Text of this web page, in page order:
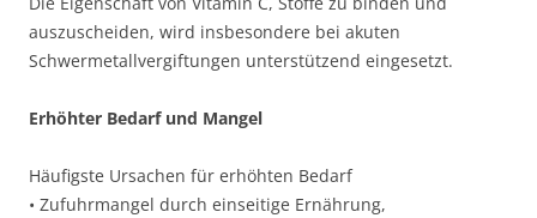
auszuscheiden, wird insbesondere bei akuten
Schwermetallvergiftungen unterstützend eingesetzt.
Erhöhter Bedarf und Mangel
Häufigste Ursachen für erhöhten Bedarf
• Zufuhrmangel durch einseitige Ernährung,